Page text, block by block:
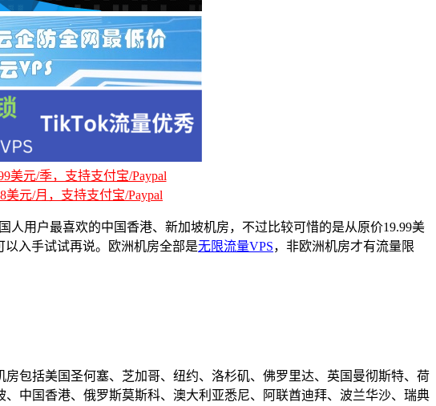
美元/季，支持支付宝/Paypal
元/月，支持支付宝/Paypal
人用户最喜欢的中国香港、新加坡机房，不过比较可惜的是从原价19.99美
以入手试试再说。欧洲机房全部是无限流量VPS，非欧洲机房才有流量限
包括美国圣何塞、芝加哥、纽约、洛杉矶、佛罗里达、英国曼彻斯特、荷
中国香港、俄罗斯莫斯科、澳大利亚悉尼、阿联酋迪拜、波兰华沙、瑞典